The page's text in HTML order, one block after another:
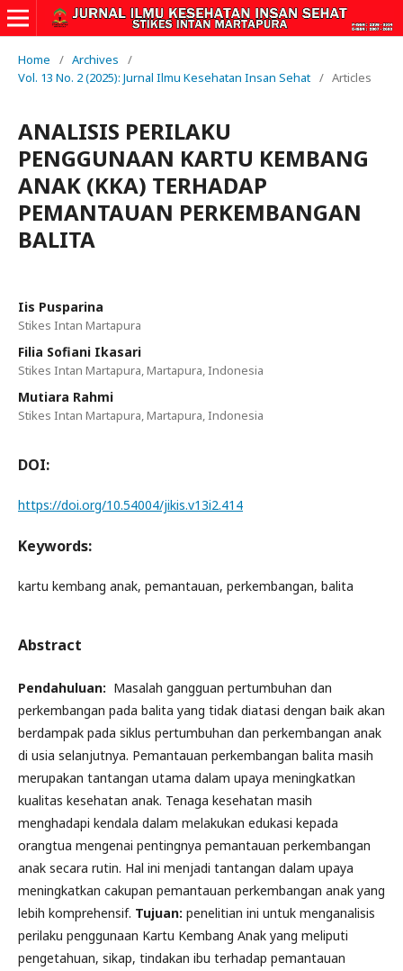
Home / Archives
/
Vol. 13 No. 2 (2025): Jurnal Ilmu Kesehatan Insan Sehat / Articles
ANALISIS PERILAKU
PENGGUNAAN KARTU KEMBANG
ANAK (KKA) TERHADAP
PEMANTAUAN PERKEMBANGAN
BALITA
Iis Pusparina
Stikes Intan Martapura
Filia Sofiani Ikasari
Stikes Intan Martapura, Martapura, Indonesia
Mutiara Rahmi
Stikes Intan Martapura, Martapura, Indonesia
DOI:
https://doi.org/10.54004/jikis.v13i2.414
Keywords:
kartu kembang anak, pemantauan, perkembangan, balita
Abstract
Pendahuluan: Masalah gangguan pertumbuhan dan
perkembangan pada balita yang tidak diatasi dengan baik akan
berdampak pada siklus pertumbuhan dan perkembangan anak
di usia selanjutnya. Pemantauan perkembangan balita masih
merupakan tantangan utama dalam upaya meningkatkan
kualitas kesehatan anak. Tenaga kesehatan masih
menghadapi kendala dalam melakukan edukasi kepada
orangtua mengenai pentingnya pemantauan perkembangan
anak secara rutin. Hal ini menjadi tantangan dalam upaya
meningkatkan cakupan pemantauan perkembangan anak yang
lebih komprehensif. Tujuan: penelitian ini untuk menganalisis
perilaku penggunaan Kartu Kembang Anak yang meliputi
pengetahuan, sikap, tindakan ibu terhadap pemantauan